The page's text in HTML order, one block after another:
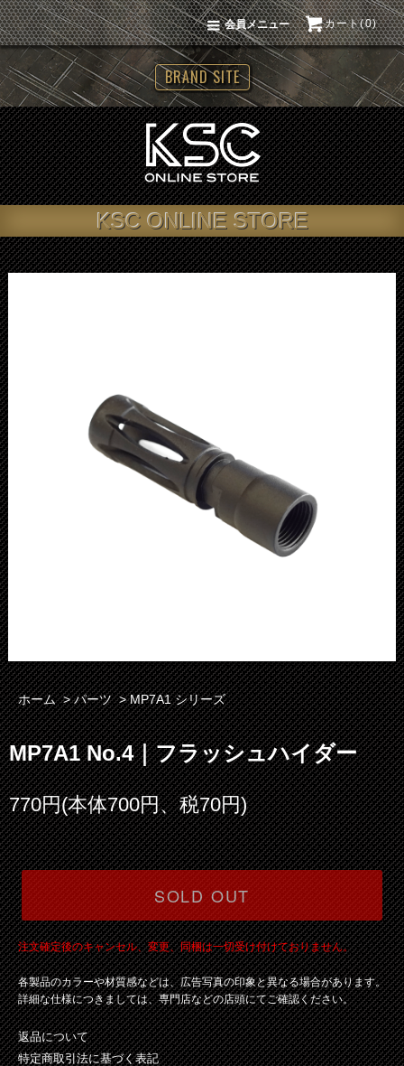
カート(0)
会員メニュー
BRAND SITE
KSC ONLINE STORE
ホーム >パーツ >MP7A1 シリーズ
MP7A1 No.4｜フラッシュハイダー
770円(本体700円、税70円)
SOLD OUT
注文確定後のキャンセル、変更、同梱は一切受け付けておりません。
各製品のカラーや材質感などは、広告写真の印象と異なる場合があります。
詳細な仕様につきましては、専門店などの店頭にてご確認ください。
返品について
特定商取引法に基づく表記